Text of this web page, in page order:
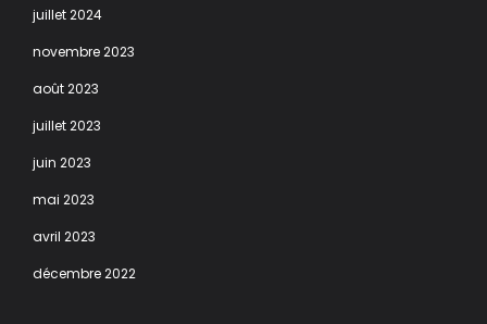
juillet 2024
novembre 2023
août 2023
juillet 2023
juin 2023
mai 2023
avril 2023
décembre 2022